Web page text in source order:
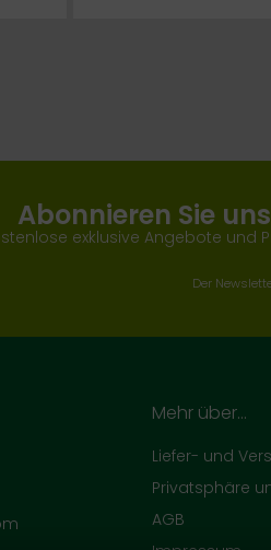
Abonnieren Sie
exklusive Angebote und
Der
Mehr über...
Liefer- und
Privatsphäre
AGB